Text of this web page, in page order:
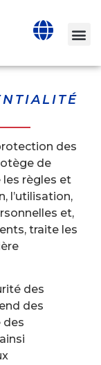
des
de
règles et
l’utilisation,
et,
traite les
des
des
des